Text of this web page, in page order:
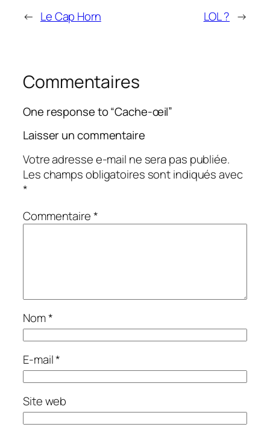
← Le Cap Horn LOL ? →
Commentaires
One response to “Cache-œil”
Laisser un commentaire
Votre adresse e-mail ne sera pas publiée.
Les champs obligatoires sont indiqués avec
*
Commentaire*
Nom*
E-mail*
Site web